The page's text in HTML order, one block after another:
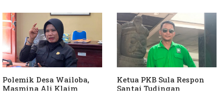
APH Usut Dugaan
Penyimpangan Dana Desa
Hanura
Polemik Desa Wailoba,
Masmina Ali Klaim
Ketua PKB Sula Respon
Santai Tudingan